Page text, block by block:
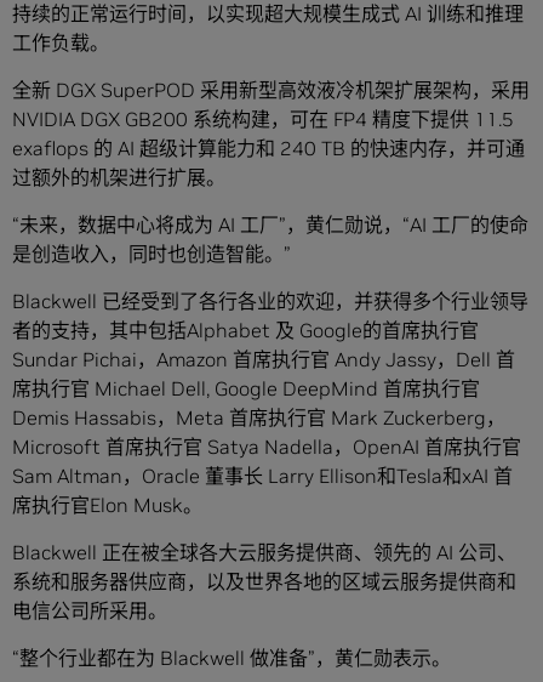
持续的正常运行时间，以实现超大规模生成式 AI 训练和推理
工作负载。
全新 DGX SuperPOD 采用新型高效液冷机架扩展架构，采用
NVIDIA DGX GB200 系统构建，可在 FP4 精度下提供 11.5
exaflops 的 AI 超级计算能力和 240 TB 的快速内存，并可通
过额外的机架进行扩展。
“未来，数据中心将成为 AI 工厂”，黄仁勋说，“AI 工厂的使命
是创造收入，同时也创造智能。”
Blackwell 已经受到了各行各业的欢迎，并获得多个行业领导
者的支持，其中包括Alphabet 及 Google的首席执行官
Sundar Pichai，Amazon 首席执行官 Andy Jassy，Dell 首
席执行官 Michael Dell, Google DeepMind 首席执行官
Demis Hassabis，Meta 首席执行官 Mark Zuckerberg，
Microsoft 首席执行官 Satya Nadella，OpenAI 首席执行官
Sam Altman，Oracle 董事长 Larry Ellison和Tesla和xAI 首
席执行官Elon Musk。
Blackwell 正在被全球各大云服务提供商、领先的 AI 公司、
系统和服务器供应商，以及世界各地的区域云服务提供商和
电信公司所采用。
“整个行业都在为 Blackwell 做准备”，黄仁勋表示。